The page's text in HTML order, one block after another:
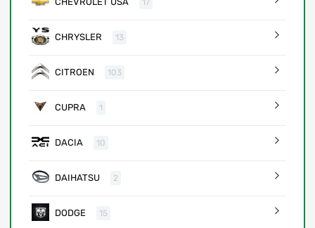
17
CHRYSLER 13
CITROEN 103
CUPRA 1
DACIA 10
DAIHATSU 2
DODGE 15